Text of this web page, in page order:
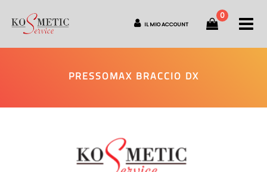
IL MIO ACCOUNT
0
PRESSOMAX BRACCIO DX